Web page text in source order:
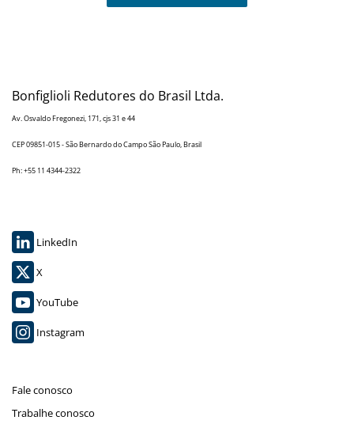
Bonfiglioli Redutores do Brasil Ltda.
Av. Osvaldo Fregonezi, 171, cjs 31 e 44
CEP 09851-015 - São Bernardo do Campo São Paulo, Brasil
Ph: +55 11 4344-2322
LinkedIn
X
YouTube
Instagram
Fale conosco
Trabalhe conosco